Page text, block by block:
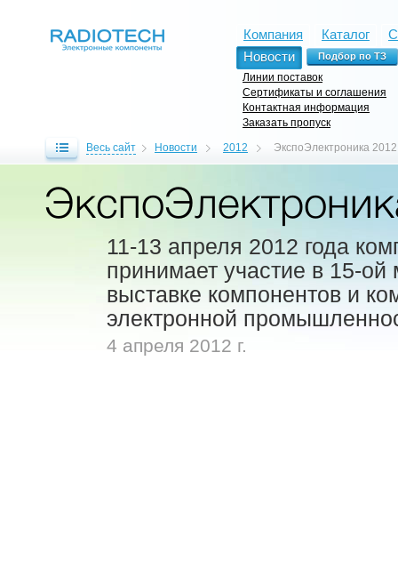
Компания Каталог
Новости
Линии поставок
Сертификаты и соглашения
Контактная информация
Заказать пропуск
Весь сайт Новости 2012 ЭкспоЭлектроника 2012
11-13 апреля 2012 года
принимает участие в 15-
выставке компонентов и
электронной
4 апреля 2012 г.